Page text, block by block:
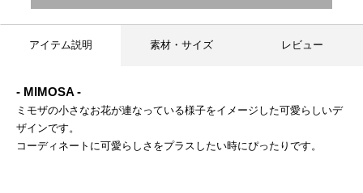
アイテム説明 素材・サイズ レビュー
- MIMOSA -
ミモザの小さなお花が連なっている様子をイメージした可愛らしいデ
ザインです。
コーディネートに可愛らしさをプラスしたい時にぴったりです。